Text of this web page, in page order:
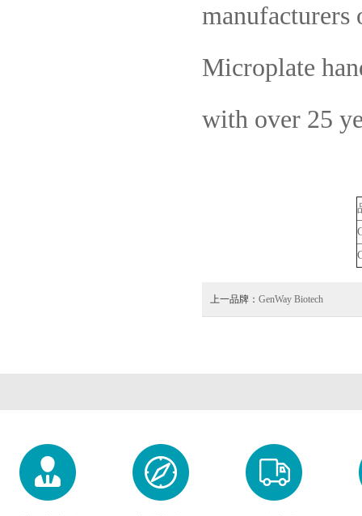
manufacturers
Microplate
with over 25
上一品牌： GenWay Biotech